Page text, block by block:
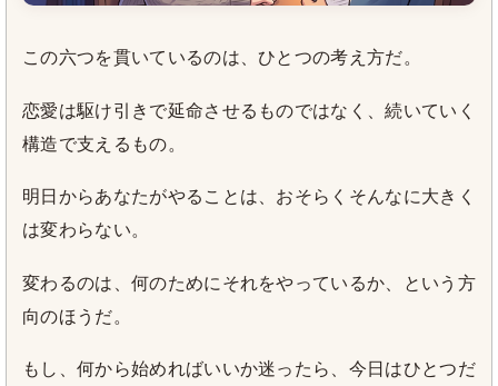
この六つを貫いているのは、ひとつの考え方だ。
恋愛は駆け引きで延命させるものではなく、続いていく
構造で支えるもの。
明日からあなたがやることは、おそらくそんなに大きく
は変わらない。
変わるのは、何のためにそれをやっているか、という方
向のほうだ。
もし、何から始めればいいか迷ったら、今日はひとつだ